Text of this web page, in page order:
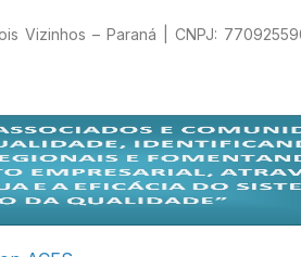
Vizinhos – Paraná | CNPJ: